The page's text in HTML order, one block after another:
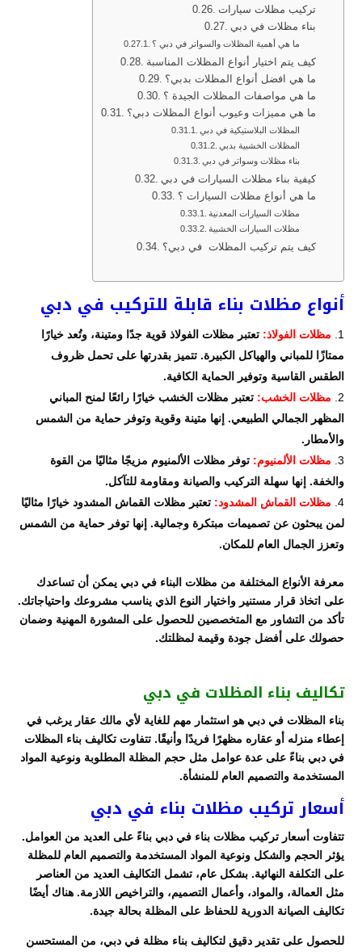
تركيب مظلات سيارات
بناء مظلات في دبي
ما هي أهمية المظلات والسواتر في دبي ؟
كيف يتم اختيار أنواع المظلات المناسبة
ما هي افضل أنواع المظلات بدبي؟
ما هي مواصفات المظلات الجيدة ؟
ما هي مميزات وعيوب أنواع المظلات دبي؟
المظلات البلاستيكية في دبي
المظلات الخشبية بدبي
بناء مظلات وسواتر في دبي
كيفية بناء مظلات السيارات في دبي
ما هي أنواع مظلات السيارات ؟
مظلات السيارات المعدنية
مظلات السيارات الخشبية
كيف يتم تركيب المظلات في دبي؟
أنواع مظلات بناء قابلة للتركيب في دبي
مظلات الفولاذ: تعتبر مظلات الفولاذ قوية جدًا ومتينة، وتُعد خيارًا
ممتازًا للمباني والهياكل الكبيرة. تتميز بقدرتها على تحمل ظروف
الطقس القاسية وتوفير الحماية الكافية.
مظلات الخشب: تعتبر مظلات الخشب خيارًا رائعًا لمنح المباني
المظهر الجمالي الطبيعي. إنها متينة وقوية وتوفر حماية من الشمس
والأمطار.
مظلات الألمنيوم: توفر مظلات الألمنيوم مزيجًا مثاليًا من القوة
والخفة. إنها سهلة التركيب والصيانة ومقاومة للتآكل.
مظلات القماش المشدود: تعتبر مظلات القماش المشدود خيارًا مثاليًا
لمن يبحثون عن تصميمات مبتكرة وجمالية. إنها توفر حماية من الشمس
وتعزز الجمال العام للمكان.
معرفة الأنواع المختلفة من مظلات البناء في دبي يمكن أن تساعدك
على اتخاذ قرار مستنير واختيار النوع الذي يناسب مشروعك واحتياجاتك.
تأكد من التشاور مع المتخصصين للحصول على المشورة المهنية وضمان
حصولك على أفضل جودة وقيمة لمظلتك.
تكاليف بناء المظلات في دبي
بناء المظلات في دبي هو استثمار مهم للغاية لأي مالك عقار يرغب في
إعطاء منزله أو عقاره مظهرًا فريدًا وأنيقًا. تتفاوت تكاليف بناء المظلات
في دبي بناءً على عدة عوامل مثل حجم المظلة المطلوبة ونوعية المواد
المستخدمة والتصميم العام للمنشأة.
أسعار تركيب مظلات بناء في دبي
تتفاوت أسعار تركيب مظلات بناء في دبي بناءً على العديد من العوامل.
يؤثر الحجم والشكل ونوعية المواد المستخدمة والتصميم العام للمظلة
على التكلفة النهائية. بشكل عام، تشمل التكاليف العديد من العناصر
مثل العمالة، والمواد، وأعمال التصميم، والتراخيص اللازمة. هناك أيضًا
تكاليف الصيانة الدورية للحفاظ على المظلة بحالة جيدة.
للحصول على تقدير دقيق لتكاليف بناء مظلة في دبي، من المستحسن